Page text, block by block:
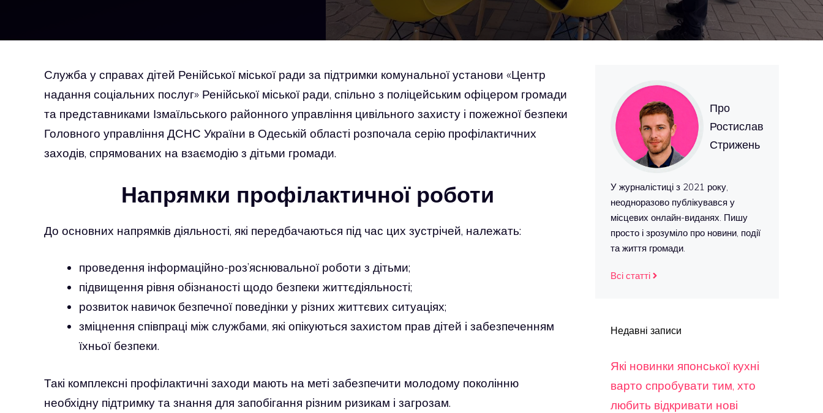
Служба у справах дітей Ренійської міської ради за підтримки комунальної установи «Центр
надання соціальних послуг» Ренійської міської ради, спільно з поліцейським офіцером громади
та представниками Ізмаїльського районного управління цивільного захисту і пожежної безпеки
Головного управління ДСНС України в Одеській області розпочала серію профілактичних
заходів, спрямованих на взаємодію з дітьми громади.
Напрямки профілактичної роботи
До основних напрямків діяльності, які передбачаються під час цих зустрічей, належать:
проведення інформаційно-роз’яснювальної роботи з дітьми;
підвищення рівня обізнаності щодо безпеки життєдіяльності;
розвиток навичок безпечної поведінки у різних життєвих ситуаціях;
зміцнення співпраці між службами, які опікуються захистом прав дітей і забезпеченням
їхньої безпеки.
Такі комплексні профілактичні заходи мають на меті забезпечити молодому поколінню
необхідну підтримку та знання для запобігання різним ризикам і загрозам.
Про
Ростислав
Стрижень
У журналістиці з 2021 року,
неодноразово публікувався у
місцевих онлайн-виданях. Пишу
просто і зрозуміло про новини, події
та життя громади.
Всі статті
Недавні записи
Які новинки японської кухні
варто спробувати тим, хто
любить відкривати нові